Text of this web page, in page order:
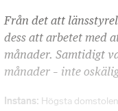
Från det att
dess att arbetet med
månader. Samtidigt
månader – inte
Instans Högsta domstolen